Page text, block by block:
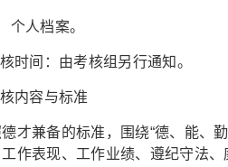
个人档案。
时间：由考核组另行通知。
内容与标准
才兼备的标准，围绕“德、能、
工作表现、工作业绩、遵纪守法